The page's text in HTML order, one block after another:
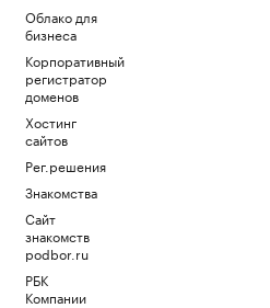
Облако для
бизнеса
Корпоративный
регистратор
доменов
Хостинг
сайтов
Рег.решения
Знакомства
Сайт
знакомств
podbor.ru
РБК
Компании